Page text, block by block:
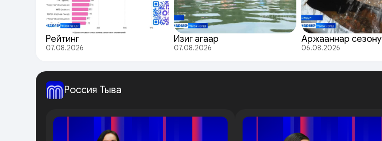
Рейтинг
07.08.2026
Изиг агаар
07.08.2026
Аржааннар сезону
06.08.2026
Россия Тыва